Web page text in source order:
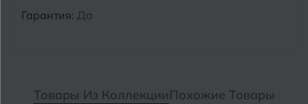
Гарантия: Да
Товары Из КоллекцииПохожие Товары